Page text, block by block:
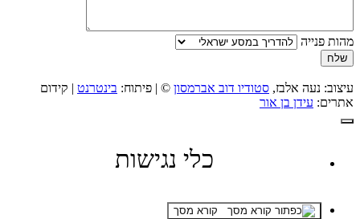
מהות פנייה
עיצוב: נעה אלבז, סטודיו דוב אברמסון © | פיתוח: בינטרנט | קידום
אתרים: עידן בן אור
כלי נגישות
קורא מסך